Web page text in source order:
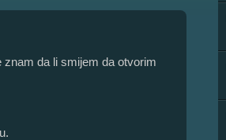
da li smijem da otvorim